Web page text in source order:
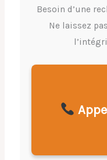
Besoin d’une
Ne laissez